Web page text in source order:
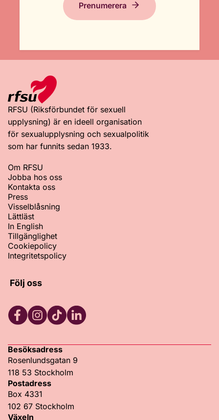
Prenumerera
RFSU (Riksförbundet för sexuell
upplysning) är en ideell organisation
för sexualupplysning och sexualpolitik
som har funnits sedan 1933.
Om RFSU
Jobba hos oss
Kontakta oss
Press
Visselblåsning
Lättläst
In English
Tillgänglighet
Cookiepolicy
Integritetspolicy
Följ oss
Besöksadress
Rosenlundsgatan 9
118 53 Stockholm
Postadress
Box 4331
102 67 Stockholm
Växeln